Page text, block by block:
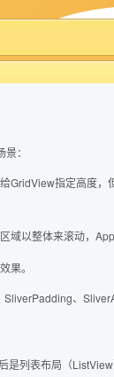
：
GridView指定高度，
以整体来滚动，
果。
、
是列表布局（